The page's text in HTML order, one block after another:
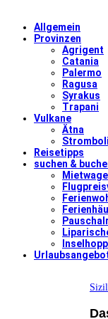
Allgemein
Provinzen
Agrigent
Catania
Palermo
Ragusa
Syrakus
Trapani
Vulkane
Ätna
Stromboli
Reisetipps
suchen &